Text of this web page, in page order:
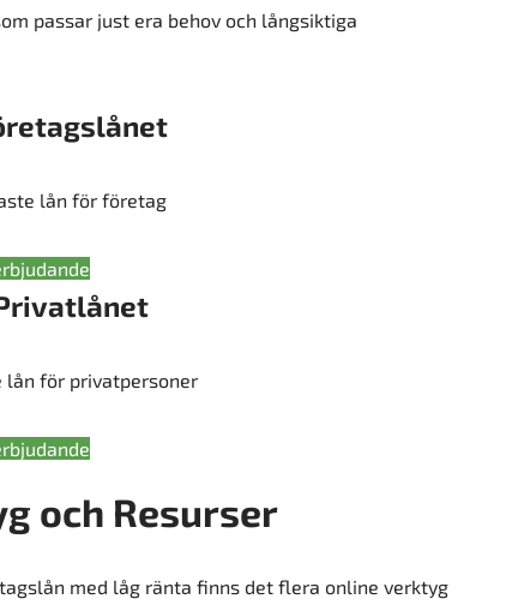
passar just era behov och långsiktiga
lån för företag
lån för privatpersoner
och Resurser
med låg ränta finns det flera online verktyg